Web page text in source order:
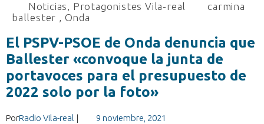
Noticias, Protagonistes Vila-real
carmina
ballester , Onda
El PSPV-PSOE de Onda denuncia que
Ballester «convoque la junta de
portavoces para el presupuesto de
2022 solo por la foto»
PorRadio Vila-real | 9 noviembre, 2021